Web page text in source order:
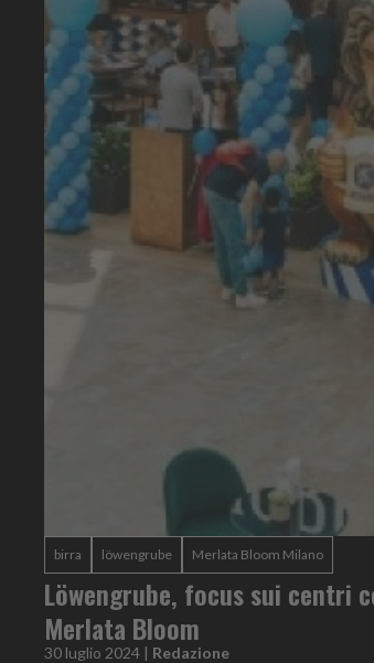
birra löwengrube Merlata Bloom Milano
Löwengrube, focus sui centri
Merlata Bloom
30 luglio 2024 | Redazione